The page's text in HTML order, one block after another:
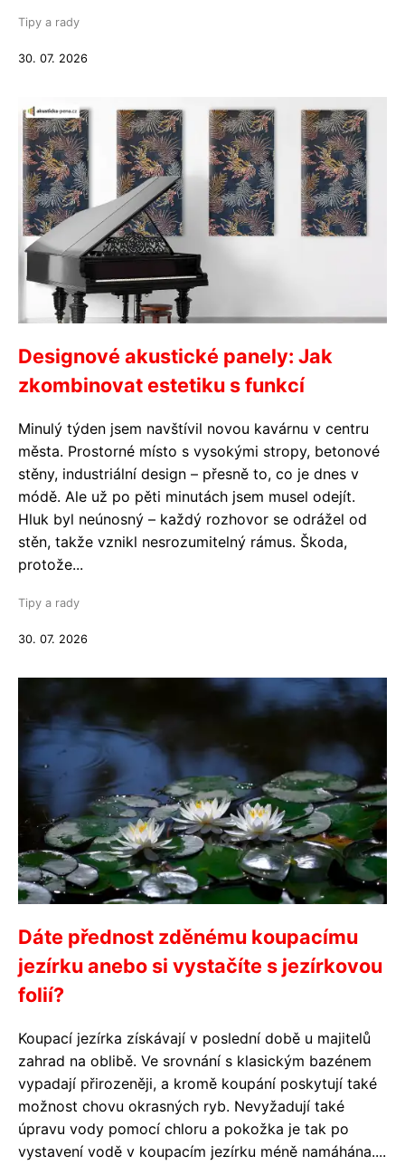
Tipy a rady
30. 07. 2026
Designové akustické panely: Jak
zkombinovat estetiku s funkcí
Minulý týden jsem navštívil novou kavárnu v centru
města. Prostorné místo s vysokými stropy, betonové
stěny, industriální design – přesně to, co je dnes v
módě. Ale už po pěti minutách jsem musel odejít.
Hluk byl neúnosný – každý rozhovor se odrážel od
stěn, takže vznikl nesrozumitelný rámus. Škoda,
protože...
Tipy a rady
30. 07. 2026
Dáte přednost zděnému koupacímu
jezírku anebo si vystačíte s jezírkovou
folií?
Koupací jezírka získávají v poslední době u majitelů
zahrad na oblibě. Ve srovnání s klasickým bazénem
vypadají přirozeněji, a kromě koupání poskytují také
možnost chovu okrasných ryb. Nevyžadují také
úpravu vody pomocí chloru a pokožka je tak po
vystavení vodě v koupacím jezírku méně namáhána....